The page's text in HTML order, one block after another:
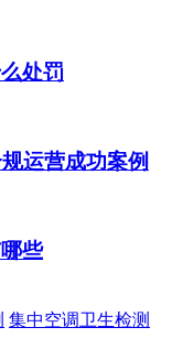
处罚
运营成功案例
些
集中空调卫生检测